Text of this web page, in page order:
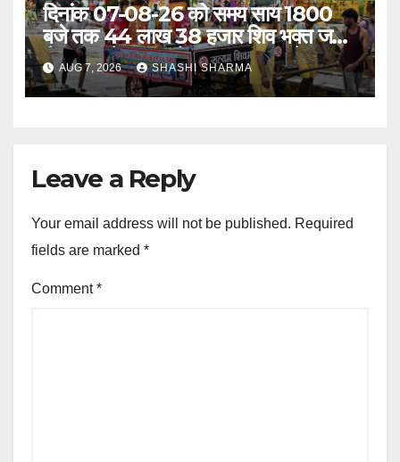
दिनांक 07-08-26 को समय साय 1800
बजे तक 44 लाख 38 हजार शिव भक्त जल
लेकर अपने गंतव्य को प्रस्थान कर चुके
AUG 7, 2026 SHASHI SHARMA
Leave a Reply
Your email address will not be published. Required
fields are marked *
Comment*